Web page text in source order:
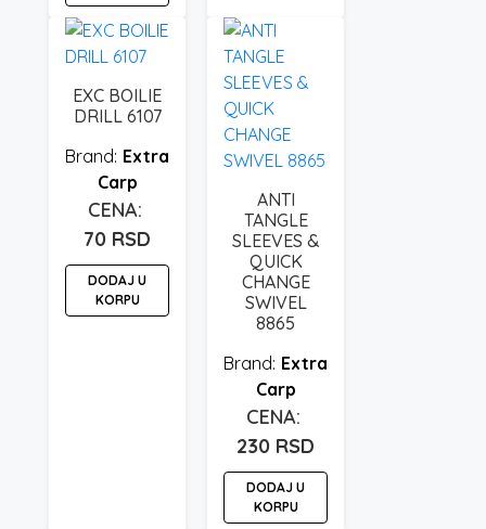
EXC BOILIE
DRILL 6107
Extra
Carp
70 RSD
DODAJ U
KORPU
ANTI
TANGLE
SLEEVES &
QUICK
CHANGE
SWIVEL
8865
Extra
Carp
230 RSD
DODAJ U
KORPU